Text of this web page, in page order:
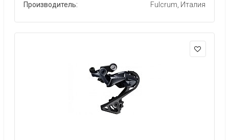
Производитель: Fulcrum, Италия